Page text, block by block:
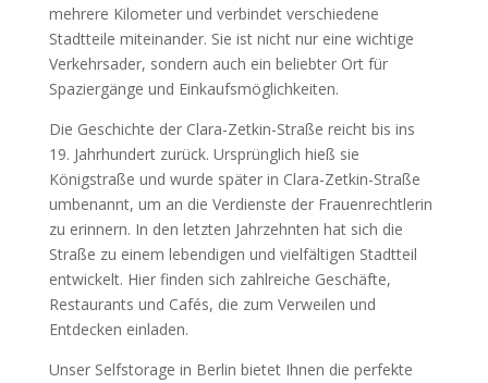
mehrere Kilometer und verbindet verschiedene
Stadtteile miteinander. Sie ist nicht nur eine wichtige
Verkehrsader, sondern auch ein beliebter Ort für
Spaziergänge und Einkaufsmöglichkeiten.
Die Geschichte der Clara-Zetkin-Straße reicht bis ins
19. Jahrhundert zurück. Ursprünglich hieß sie
Königstraße und wurde später in Clara-Zetkin-Straße
umbenannt, um an die Verdienste der Frauenrechtlerin
zu erinnern. In den letzten Jahrzehnten hat sich die
Straße zu einem lebendigen und vielfältigen Stadtteil
entwickelt. Hier finden sich zahlreiche Geschäfte,
Restaurants und Cafés, die zum Verweilen und
Entdecken einladen.
Unser Selfstorage in Berlin bietet Ihnen die perfekte